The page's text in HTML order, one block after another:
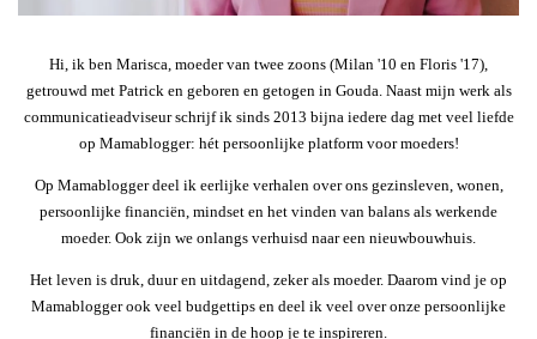
Hi, ik ben Marisca, moeder van twee zoons (Milan '10 en Floris '17),
getrouwd met Patrick en geboren en getogen in Gouda. Naast mijn werk als
communicatieadviseur schrijf ik sinds 2013 bijna iedere dag met veel liefde
op Mamablogger: hét persoonlijke platform voor moeders!
Op Mamablogger deel ik eerlijke verhalen over ons gezinsleven, wonen,
persoonlijke financiën, mindset en het vinden van balans als werkende
moeder. Ook zijn we onlangs verhuisd naar een nieuwbouwhuis.
Het leven is druk, duur en uitdagend, zeker als moeder. Daarom vind je op
Mamablogger ook veel budgettips en deel ik veel over onze persoonlijke
financiën in de hoop je te inspireren.